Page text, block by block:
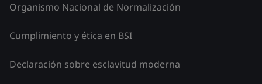
Organismo Nacional de Normalización
Cumplimiento y ética en BSI
Declaración sobre esclavitud moderna